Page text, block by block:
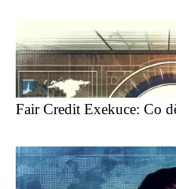
Fair Credit Exekuce: Co